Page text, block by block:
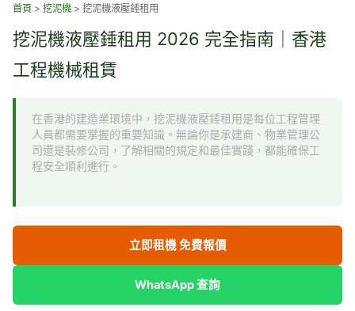
首頁 > 挖泥機 > 挖泥機液壓錘租用
挖泥機液壓錘租用 2026 完全指南｜香港
工程機械租賃
在香港的建造業環境中，挖泥機液壓錘租用是每位工程管理
人員都需要掌握的重要知識。無論你是承建商、物業管理公
司還是裝修公司，了解相關的規定和最佳實踐，都能確保工
程安全順利進行。
立即租機 免費報價
WhatsApp 查詢